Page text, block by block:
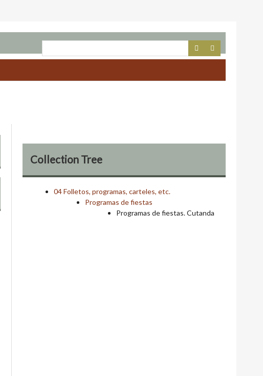
Collection Tree
04 Folletos, programas, carteles, etc.
Programas de fiestas
Programas de fiestas. Cutanda